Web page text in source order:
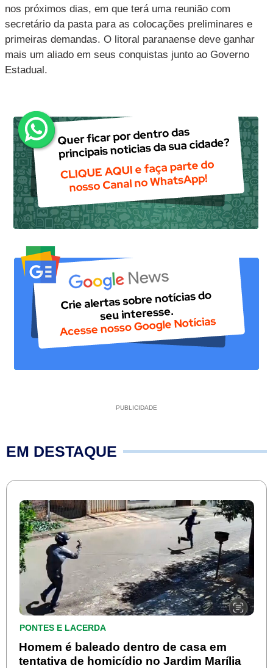
nos próximos dias, em que terá uma reunião com
secretário da pasta para as colocações preliminares e
primeiras demandas. O litoral paranaense deve ganhar
mais um aliado em seus conquistas junto ao Governo
Estadual.
PUBLICIDADE
EM DESTAQUE
PONTES E LACERDA
Homem é baleado dentro de casa em
tentativa de homicídio no Jardim Marília